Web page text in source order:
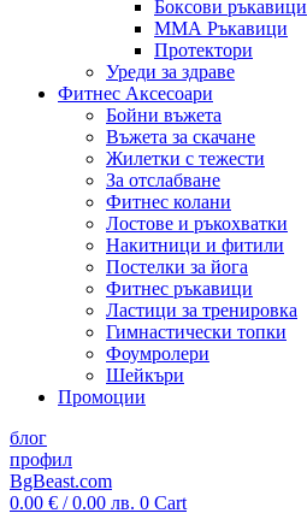
Боксови ръкавици
ММА Ръкавици
Протектори
Уреди за здраве
Фитнес Аксесоари
Бойни въжета
Въжета за скачане
Жилетки с тежести
За отслабване
Фитнес колани
Лостове и ръкохватки
Накитници и фитили
Постелки за йога
Фитнес ръкавици
Ластици за тренировка
Гимнастически топки
Фоумролери
Шейкъри
Промоции
блог
профил
BgBeast.com
0.00 € / 0.00 лв. 0 Cart